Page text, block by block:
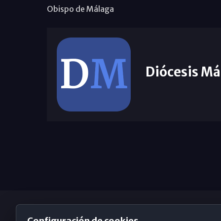
Obispo de Málaga
Diócesis